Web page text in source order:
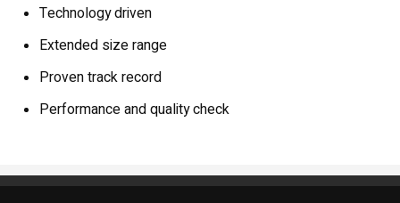
Technology driven
Extended size range
Proven track record
Performance and quality check